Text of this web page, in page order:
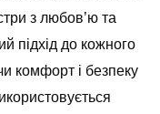
з любов’ю та
підхід до кожного
комфорт і безпеку